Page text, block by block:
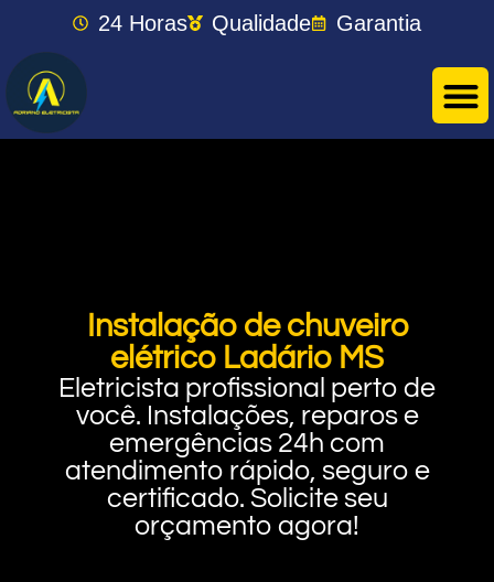
24 Horas Qualidade Garantia
Instalação de chuveiro
elétrico Ladário MS
Eletricista profissional perto de
você. Instalações, reparos e
emergências 24h com
atendimento rápido, seguro e
certificado. Solicite seu
orçamento agora!